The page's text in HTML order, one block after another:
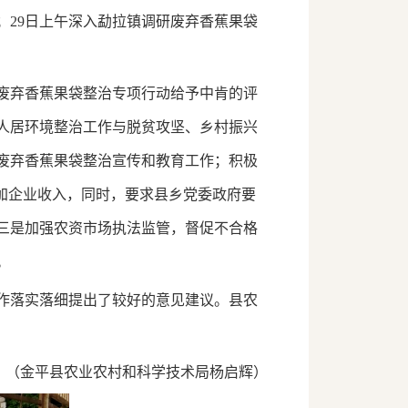
日上午深入勐拉镇调研废弃香蕉果袋
香蕉果袋整治专项行动给予中肯的评
居环境整治工作与脱贫攻坚、乡村振兴
弃香蕉果袋整治宣传和教育工作；积极
企业收入，同时，要求县乡党委政府要
是加强农资市场执法监管，督促不合格
实落细提出了较好的意见建议。县农
平县农业农村和科学技术局杨启辉）